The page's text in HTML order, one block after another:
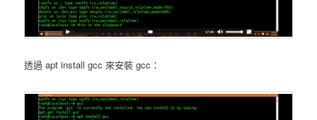
透過 apt install gcc 來安裝 gcc：